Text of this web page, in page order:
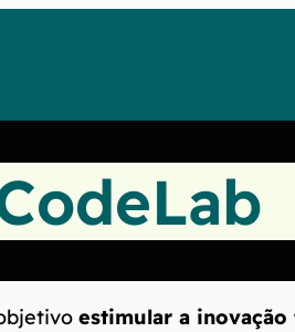
estimular a inovação